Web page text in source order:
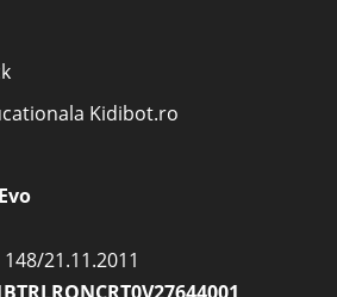
Kidibot.ro
21.11.2011